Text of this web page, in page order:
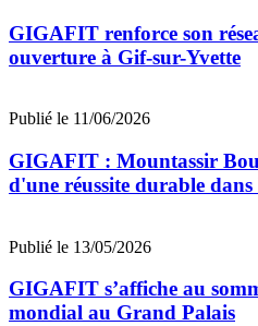
GIGAFIT renforce son
ouverture à Gif-sur-Yvette
Publié le 11/06/2026
GIGAFIT : Mountassir
d'une réussite durable dans
Publié le 13/05/2026
GIGAFIT s’affiche au
mondial au Grand Palais